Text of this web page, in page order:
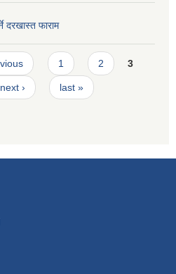
दरखास्त फाराम
1 2 3
next › last »